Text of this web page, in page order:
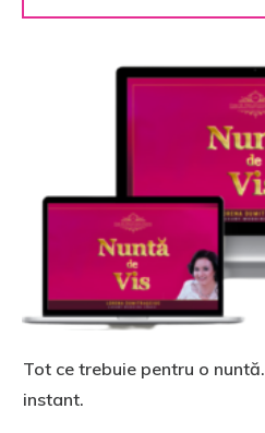
Tot ce trebuie pentru o nuntă.
instant.